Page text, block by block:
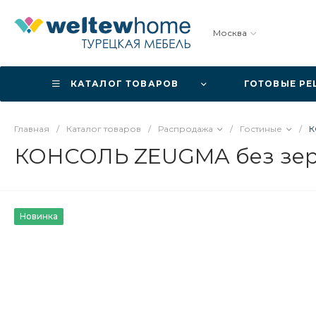
Москва
КАТАЛОГ ТОВАРОВ ГОТОВЫЕ
Главная / Каталог товаров / Распродажа / Гостиные /
КОНСОЛЬ ZEUGMA без
Новинка